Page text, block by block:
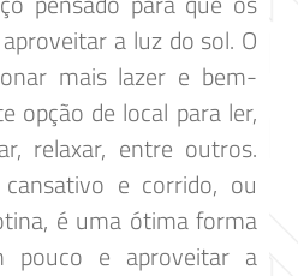
a luz do sol. O
mais lazer e bem-
opção de local para ler,
relaxar, entre outros.
e corrido, ou
é uma ótima forma
pouco e aproveitar a